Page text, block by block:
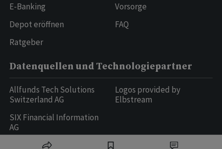
E-Banking
Depot eröffnen
Ratgeber
Vorsorge
FAQ
Datenquellen und Technologiepartner
Allfunds Tech Solutions
Switzerland AG
SIX Financial Information
AG
Logos provided by
Elbstream